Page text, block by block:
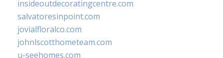
insideoutdecoratingcentre.com
salvatoresinpoint.com
jovialfloralco.com
johnlscotthometeam.com
u-seehomes.com